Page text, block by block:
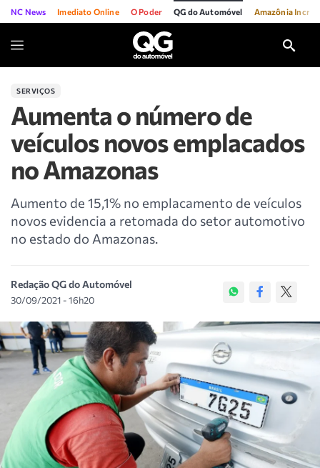
NC News Imediato Online O Poder QG do Automóvel Amazônia
SERVIÇOS
Aumenta o número de
veículos novos emplacados
no Amazonas
Aumento de 15,1% no emplacamento de veículos
novos evidencia a retomada do setor automotivo
no estado do Amazonas.
Redação QG do Automóvel
30/09/2021 - 16h20